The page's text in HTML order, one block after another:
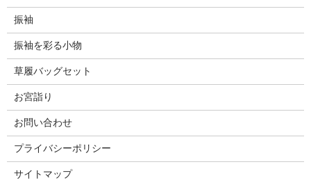
振袖
振袖を彩る小物
草履バッグセット
お宮詣り
お問い合わせ
プライバシーポリシー
サイトマップ